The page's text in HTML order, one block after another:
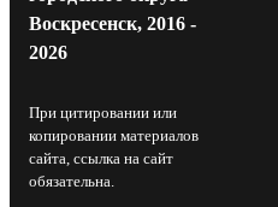
Воскресенск, 2016 -
2026
При цитировании или
копировании материалов
сайта, ссылка на сайт
обязательна.